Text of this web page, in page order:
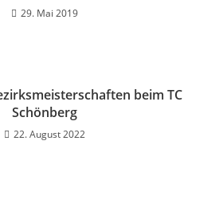
29. Mai 2019
beim TC
Schönberg
22. August 2022